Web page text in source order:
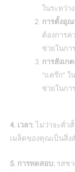
ในระหว่า
การตั้งอุ
ต้องการค
ช่วยในกา
การสังเก
“แคร๊ก” ใ
ช่วยในกา
4. เวลา: ไม่ว่าจะคั่ว
เมล็ดของคุณเป็นสิ่ง
5. การทดสอบ: รสช